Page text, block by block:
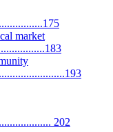
market
202